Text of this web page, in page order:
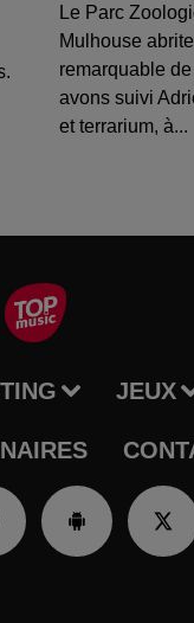
Le Parc
Mulhouse
remarquable
avons suivi
et terrarium, à...
JEUX